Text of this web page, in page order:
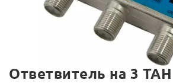
Ответвитель на 3